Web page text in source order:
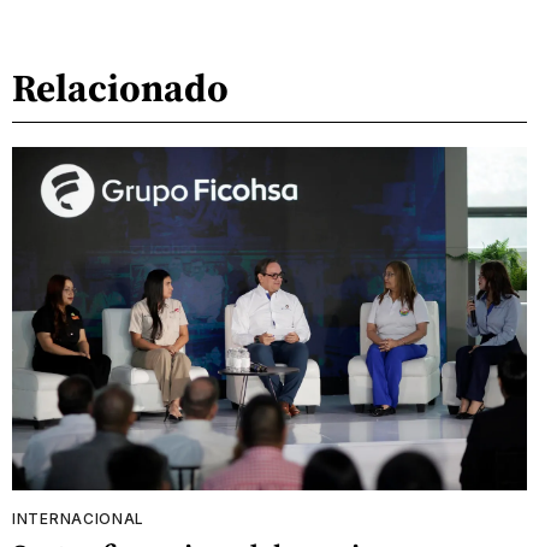
Relacionado
INTERNACIONAL